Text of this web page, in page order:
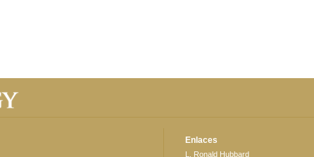
Enlaces
L. Ronald Hubbard